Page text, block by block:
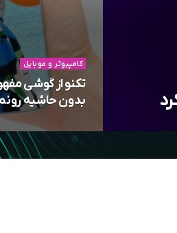
کامپیوتر و موبایل
تکنو از گوشی
بدون حاشیه